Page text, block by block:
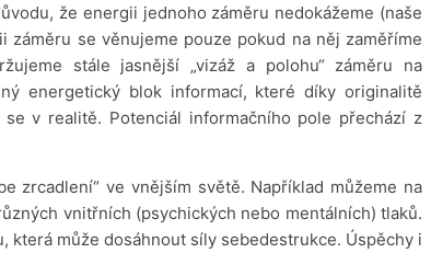
že energii jednoho záměru nedokážeme (naše
se věnujeme pouze pokud na něj zaměříme
stále jasnější „vizáž a polohu“ záměru na
energetický blok informací, které díky originalitě
v realitě. Potenciál informačního pole přechází z
zrcadlení“ ve vnějším světě. Například můžeme na
vnitřních (psychických nebo mentálních) tlaků.
může dosáhnout síly sebedestrukce. Úspěchy i